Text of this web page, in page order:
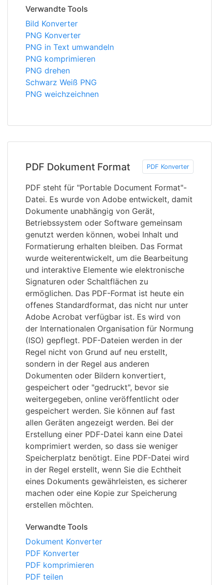
Verwandte Tools
Bild Konverter
PNG Konverter
PNG in Text umwandeln
PNG komprimieren
PNG drehen
Schwarz Weiß PNG
PNG weichzeichnen
PDF Dokument Format PDF Konverter
PDF steht für "Portable Document Format"-
Datei. Es wurde von Adobe entwickelt, damit
Dokumente unabhängig von Gerät,
Betriebssystem oder Software gemeinsam
genutzt werden können, wobei Inhalt und
Formatierung erhalten bleiben. Das Format
wurde weiterentwickelt, um die Bearbeitung
und interaktive Elemente wie elektronische
Signaturen oder Schaltflächen zu
ermöglichen. Das PDF-Format ist heute ein
offenes Standardformat, das nicht nur unter
Adobe Acrobat verfügbar ist. Es wird von
der Internationalen Organisation für Normung
(ISO) gepflegt. PDF-Dateien werden in der
Regel nicht von Grund auf neu erstellt,
sondern in der Regel aus anderen
Dokumenten oder Bildern konvertiert,
gespeichert oder "gedruckt", bevor sie
weitergegeben, online veröffentlicht oder
gespeichert werden. Sie können auf fast
allen Geräten angezeigt werden. Bei der
Erstellung einer PDF-Datei kann eine Datei
komprimiert werden, so dass sie weniger
Speicherplatz benötigt. Eine PDF-Datei wird
in der Regel erstellt, wenn Sie die Echtheit
eines Dokuments gewährleisten, es sicherer
machen oder eine Kopie zur Speicherung
erstellen möchten.
Verwandte Tools
Dokument Konverter
PDF Konverter
PDF komprimieren
PDF teilen